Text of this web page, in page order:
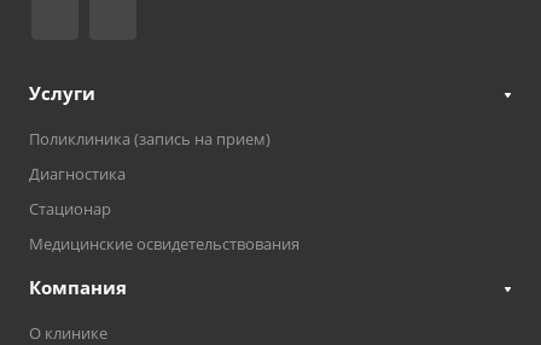
Услуги
Поликлиника (запись на прием)
Диагностика
Стационар
Медицинские освидетельствования
Компания
О клинике